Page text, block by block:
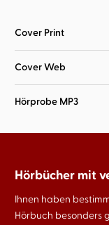
Cover Print
Cover Web
Hörprobe MP3
Hörbücher mit
Ihnen haben
Hörbuch besonders